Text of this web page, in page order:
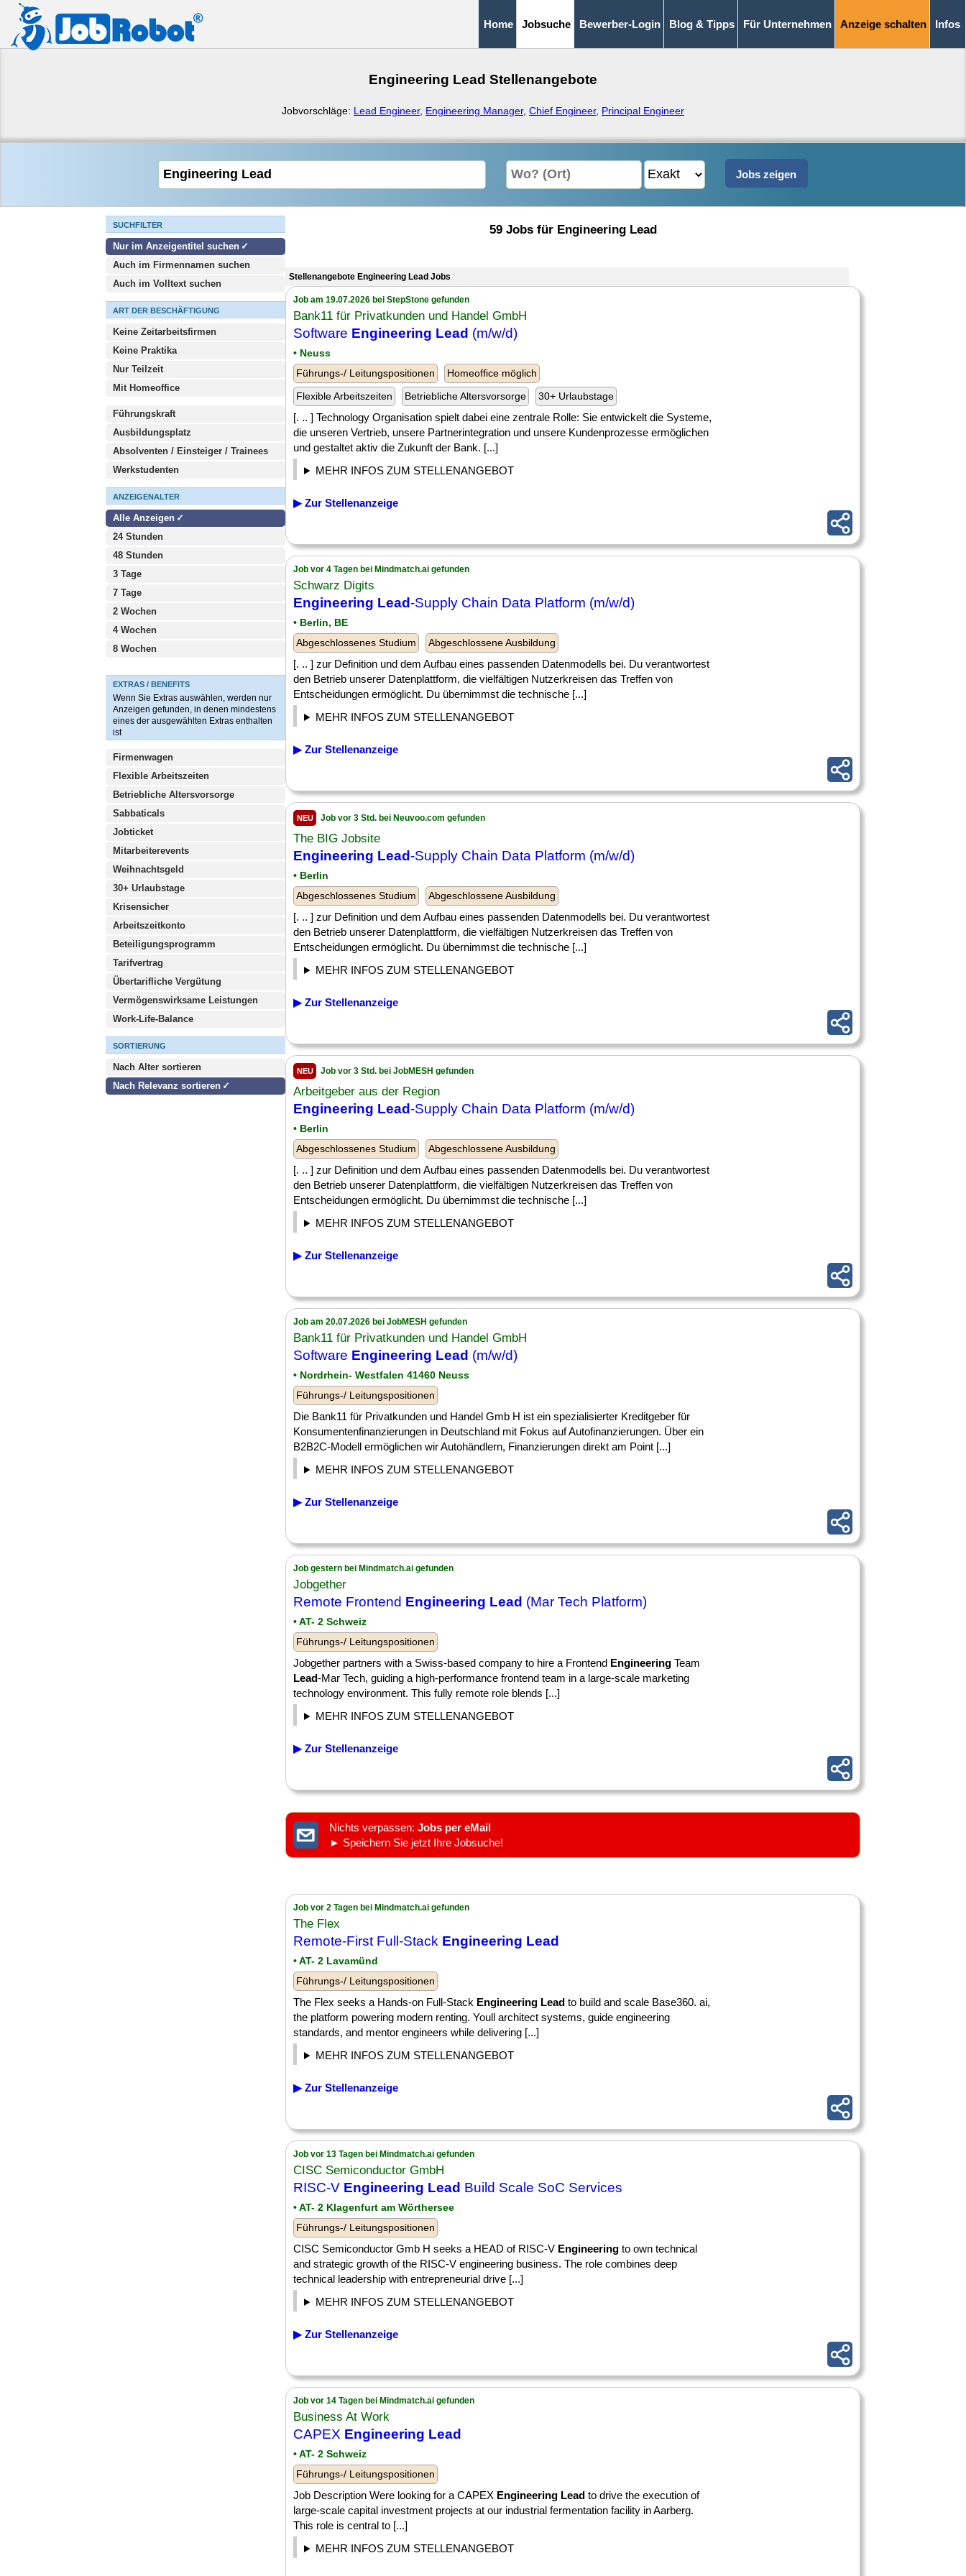
Home Jobsuche Bewerber-Login Blog & Tipps Für Unternehmen Anzeige schalten Infos
Engineering Lead Stellenangebote
Jobvorschläge: Lead Engineer, Engineering Manager, Chief Engineer, Principal Engineer
SUCHFILTER
Nur im Anzeigentitel suchen
Auch im Firmennamen suchen
Auch im Volltext suchen
ART DER BESCHÄFTIGUNG
Keine Zeitarbeitsfirmen
Keine Praktika
Nur Teilzeit
Mit Homeoffice
Führungskraft
Ausbildungsplatz
Absolventen / Einsteiger / Trainees
Werkstudenten
ANZEIGENALTER
Alle Anzeigen
24 Stunden
48 Stunden
3 Tage
7 Tage
2 Wochen
4 Wochen
8 Wochen
EXTRAS / BENEFITS
Wenn Sie Extras auswählen, werden nur
Anzeigen gefunden, in denen mindestens
eines der ausgewählten Extras enthalten
ist
Firmenwagen
Flexible Arbeitszeiten
Betriebliche Altersvorsorge
Sabbaticals
Jobticket
Mitarbeiterevents
Weihnachtsgeld
30+ Urlaubstage
Krisensicher
Arbeitszeitkonto
Beteiligungsprogramm
Tarifvertrag
Übertarifliche Vergütung
Vermögenswirksame Leistungen
Work-Life-Balance
SORTIERUNG
Nach Alter sortieren
Nach Relevanz sortieren
59 Jobs für Engineering Lead
Stellenangebote Engineering Lead Jobs
Job am 19.07.2026 bei StepStone gefunden
Bank11 für Privatkunden und Handel GmbH
Software Engineering Lead (m/w/d)
• Neuss
Führungs-/ Leitungspositionen
Homeoffice möglich
Flexible Arbeitszeiten
Betriebliche Altersvorsorge 30+ Urlaubstage
[. .. ] Technology Organisation spielt dabei eine zentrale Rolle: Sie entwickelt die Systeme,
die unseren Vertrieb, unsere Partnerintegration und unsere Kundenprozesse ermöglichen
und gestaltet aktiv die Zukunft der Bank. [...]
MEHR INFOS ZUM STELLENANGEBOT
▶ Zur Stellenanzeige
Job vor 4 Tagen bei Mindmatch.ai gefunden
Schwarz Digits
Engineering Lead-Supply Chain Data Platform (m/w/d)
• Berlin, BE
Abgeschlossenes Studium
Abgeschlossene Ausbildung
[. .. ] zur Definition und dem Aufbau eines passenden Datenmodells bei. Du verantwortest
den Betrieb unserer Datenplattform, die vielfältigen Nutzerkreisen das Treffen von
Entscheidungen ermöglicht. Du übernimmst die technische [...]
MEHR INFOS ZUM STELLENANGEBOT
▶ Zur Stellenanzeige
NEU Job vor 3 Std. bei Neuvoo.com gefunden
The BIG Jobsite
Engineering Lead-Supply Chain Data Platform (m/w/d)
• Berlin
Abgeschlossenes Studium
Abgeschlossene Ausbildung
[. .. ] zur Definition und dem Aufbau eines passenden Datenmodells bei. Du verantwortest
den Betrieb unserer Datenplattform, die vielfältigen Nutzerkreisen das Treffen von
Entscheidungen ermöglicht. Du übernimmst die technische [...]
MEHR INFOS ZUM STELLENANGEBOT
▶ Zur Stellenanzeige
NEU Job vor 3 Std. bei JobMESH gefunden
Arbeitgeber aus der Region
Engineering Lead-Supply Chain Data Platform (m/w/d)
• Berlin
Abgeschlossenes Studium
Abgeschlossene Ausbildung
[. .. ] zur Definition und dem Aufbau eines passenden Datenmodells bei. Du verantwortest
den Betrieb unserer Datenplattform, die vielfältigen Nutzerkreisen das Treffen von
Entscheidungen ermöglicht. Du übernimmst die technische [...]
MEHR INFOS ZUM STELLENANGEBOT
▶ Zur Stellenanzeige
Job am 20.07.2026 bei JobMESH gefunden
Bank11 für Privatkunden und Handel GmbH
Software Engineering Lead (m/w/d)
• Nordrhein- Westfalen 41460 Neuss
Führungs-/ Leitungspositionen
Die Bank11 für Privatkunden und Handel Gmb H ist ein spezialisierter Kreditgeber für
Konsumentenfinanzierungen in Deutschland mit Fokus auf Autofinanzierungen. Über ein
B2B2C-Modell ermöglichen wir Autohändlern, Finanzierungen direkt am Point [...]
MEHR INFOS ZUM STELLENANGEBOT
▶ Zur Stellenanzeige
Job gestern bei Mindmatch.ai gefunden
Jobgether
Remote Frontend Engineering Lead (Mar Tech Platform)
• AT- 2 Schweiz
Führungs-/ Leitungspositionen
Jobgether partners with a Swiss-based company to hire a Frontend Engineering Team
Lead-Mar Tech, guiding a high-performance frontend team in a large-scale marketing
technology environment. This fully remote role blends [...]
MEHR INFOS ZUM STELLENANGEBOT
▶ Zur Stellenanzeige
Nichts verpassen: Jobs per eMail
► Speichern Sie jetzt Ihre Jobsuche!
Job vor 2 Tagen bei Mindmatch.ai gefunden
The Flex
Remote-First Full-Stack Engineering Lead
• AT- 2 Lavamünd
Führungs-/ Leitungspositionen
The Flex seeks a Hands-on Full-Stack Engineering Lead to build and scale Base360. ai,
the platform powering modern renting. Youll architect systems, guide engineering
standards, and mentor engineers while delivering [...]
MEHR INFOS ZUM STELLENANGEBOT
▶ Zur Stellenanzeige
Job vor 13 Tagen bei Mindmatch.ai gefunden
CISC Semiconductor GmbH
RISC-V Engineering Lead Build Scale SoC Services
• AT- 2 Klagenfurt am Wörthersee
Führungs-/ Leitungspositionen
CISC Semiconductor Gmb H seeks a HEAD of RISC-V Engineering to own technical
and strategic growth of the RISC-V engineering business. The role combines deep
technical leadership with entrepreneurial drive [...]
MEHR INFOS ZUM STELLENANGEBOT
▶ Zur Stellenanzeige
Job vor 14 Tagen bei Mindmatch.ai gefunden
Business At Work
CAPEX Engineering Lead
• AT- 2 Schweiz
Führungs-/ Leitungspositionen
Job Description Were looking for a CAPEX Engineering Lead to drive the execution of
large-scale capital investment projects at our industrial fermentation facility in Aarberg.
This role is central to [...]
MEHR INFOS ZUM STELLENANGEBOT